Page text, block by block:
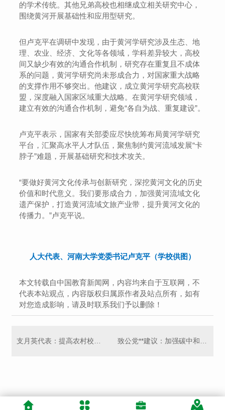
的学术传统。其他兄弟高校也相继成立相关研究中心，
围绕黄河开展基础性和应用型研究。
但卢克平在调研中发现，由于黄河学研究涉及生态、地
理、农业、经济、文化等各领域，学科差异较大，高校
间又缺少有效的沟通合作机制，研究存在重复且不成体
系的问题，黄河学研究尚未形成合力，对国家重大战略
的支撑作用不够突出。他建议，成立黄河学研究高校联
盟，深度融入国家区域重大战略。在黄河学研究领域，
建立有效的沟通合作机制，避免“各自为战、重复建设”。
卢克平表示，国家有关部委应尽快统筹布局黄河学研究
平台，汇聚高水平人才队伍，聚焦制约黄河流域发展“卡
脖子”难题，开展基础研究和技术攻关。
“要做好黄河文化传承与创新研究，深挖黄河文化的历史
价值和时代意义。我们要形成合力，加强黄河流域文化
遗产保护，打造黄河流域文旅产业带，提升黄河文化的
传播力。”卢克平说。
人大代表、河南大学党委书记卢克平（学校供图）
本文转载自中国教育新闻网，内容均来自于互联网，不
代表本站观点，内容版权归属原作者及站点所有，如有
对您造成影响，请及时联系我们予以删除！